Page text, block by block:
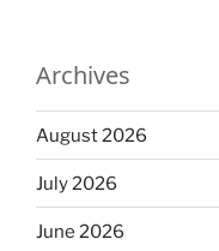
Archives
August 2026
July 2026
June 2026